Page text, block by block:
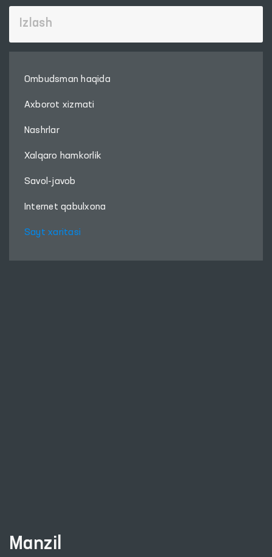
Ombudsman haqida
Axborot xizmati
Nashrlar
Xalqaro hamkorlik
Savol-javob
Internet qabulxona
Sayt xaritasi
Manzil